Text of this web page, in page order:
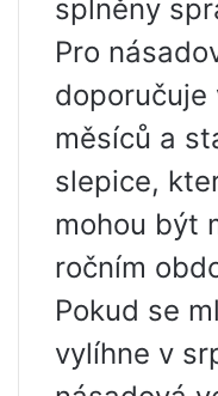
splněny
Pro
doporučuje
měsíců a
slepice,
mohou být
ročním
Pokud se
vylíhne v